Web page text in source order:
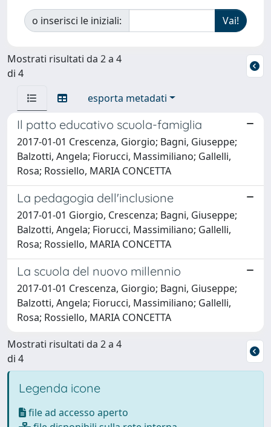
o inserisci le iniziali:
Mostrati risultati da 2 a 4
di 4
esporta metadati
Il patto educativo scuola-famiglia
2017-01-01 Crescenza, Giorgio; Bagni, Giuseppe;
Balzotti, Angela; Fiorucci, Massimiliano; Gallelli,
Rosa; Rossiello, MARIA CONCETTA
La pedagogia dell'inclusione
2017-01-01 Giorgio, Crescenza; Bagni, Giuseppe;
Balzotti, Angela; Fiorucci, Massimiliano; Gallelli,
Rosa; Rossiello, MARIA CONCETTA
La scuola del nuovo millennio
2017-01-01 Crescenza, Giorgio; Bagni, Giuseppe;
Balzotti, Angela; Fiorucci, Massimiliano; Gallelli,
Rosa; Rossiello, MARIA CONCETTA
Mostrati risultati da 2 a 4
di 4
Legenda icone
file ad accesso aperto